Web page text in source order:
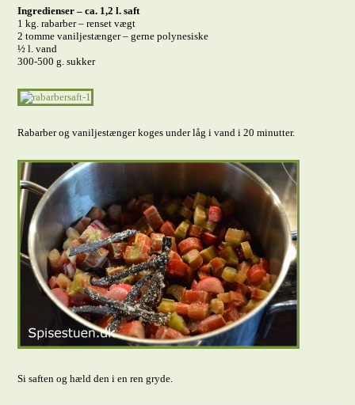
Ingredienser – ca. 1,2 l. saft
1 kg. rabarber – renset vægt
2 tomme vaniljestænger – gerne polynesiske
½ l. vand
300-500 g. sukker
Rabarber og vaniljestænger koges under låg i vand i 20 minutter.
Si saften og hæld den i en ren gryde.